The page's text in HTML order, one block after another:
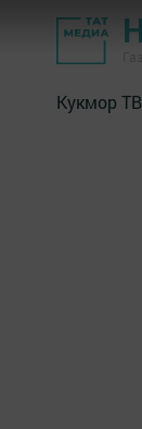
Кукмор ТВ